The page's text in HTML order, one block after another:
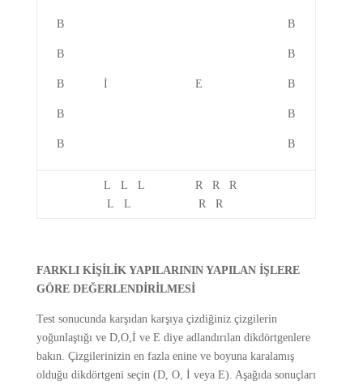
B
B
B
B
B
İ E
B
B
B
B
B
L L L
L L
R R R
R R
FARKLI KİŞİLİK YAPILARININ YAPILAN İŞLERE
GÖRE DEĞERLENDİRİLMESİ
Test sonucunda karşıdan karşıya çizdiğiniz çizgilerin
yoğunlaştığı ve D,O,İ ve E diye adlandırılan dikdörtgenlere
bakın. Çizgilerinizin en fazla enine ve boyuna karalamış
olduğu dikdörtgeni seçin (D, O, İ veya E). Aşağıda sonuçları